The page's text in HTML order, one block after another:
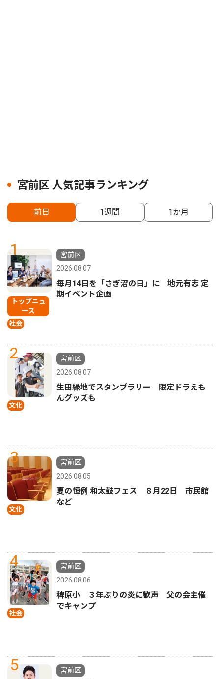
宮前区 人気記事ランキング
前日 1週間 1か月
1
トップニュ
ース
社会
宮前区
2026.08.07
毎月14日を「さぎ沼の日」に 地元有志 定
期イベント企画
2
文化
宮前区
2026.08.07
生田緑地でスタンプラリー 限定ドラえも
んグッズも
3
文化
宮前区
2026.08.05
夏の恒例 和太鼓フェス ８月22日 市民館
など
4
社会
宮前区
2026.08.06
稗原小 ３年ぶりの炎に歓声 父の会主催
でキャンプ
5
宮前区